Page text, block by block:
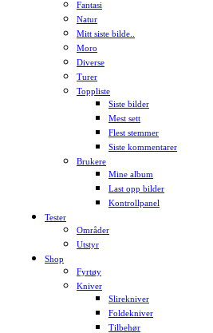
Fantasi
Natur
Mitt siste bilde..
Moro
Diverse
Turer
Toppliste
Siste bilder
Mest sett
Flest stemmer
Siste kommentarer
Brukere
Mine album
Last opp bilder
Kontrollpanel
Tester
Områder
Utstyr
Shop
Fyrtøy
Kniver
Slirekniver
Foldekniver
Tilbehør